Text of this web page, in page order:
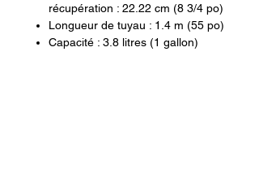
récupération : 22.22 cm (8 3/4 po)
Longueur de tuyau : 1.4 m (55 po)
Capacité : 3.8 litres (1 gallon)